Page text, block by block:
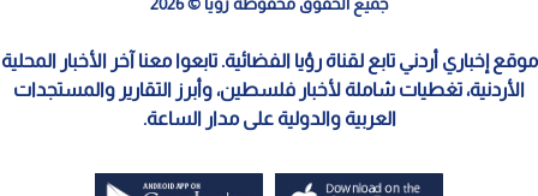
موقع إخباري أردني تابع لقناة رؤيا الفضائية. تابعوا معنا آخر الأخبار المحلية
الأردنية، تغطيات شاملة لأخبار فلسطين، وأبرز التقارير والمستجدات
العربية والدولية على مدار الساعة.